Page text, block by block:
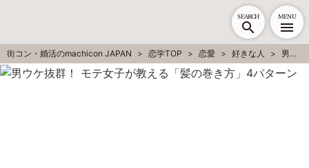
SEARCH MENU
街コン・婚活のmachicon JAPAN 恋学TOP 恋愛 好きな人 男性心理